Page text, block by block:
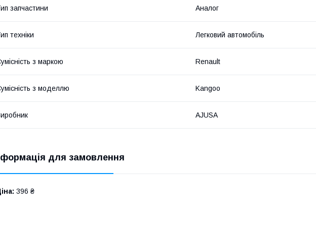
запчастини Аналог
техніки Легковий автомобіль
з маркою Renault
з моделлю Kangoo
AJUSA
для замовлення
396 ₴